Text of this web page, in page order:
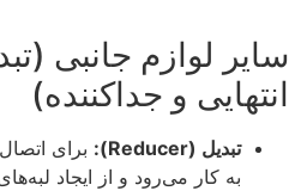
سایر لوازم جانبی
انتهایی و جداکننده)
تبدیل (Reducer):
برای
به کار می‌رود و از ایجاد